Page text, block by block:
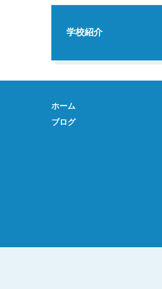
学校紹介
ホーム
ブログ